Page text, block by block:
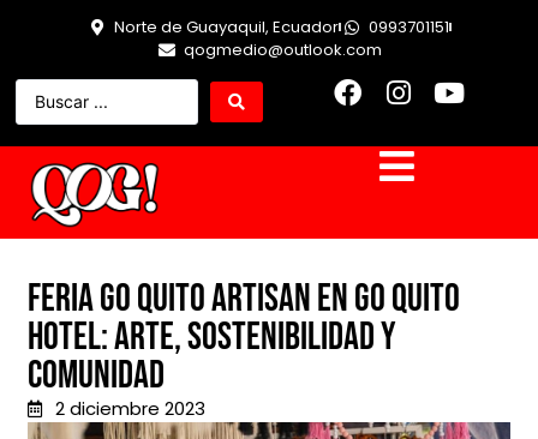
Norte de Guayaquil, Ecuador
0993701151
qogmedio@outlook.com
Feria GO Quito ARTISAN en GO Quito
Hotel: Arte, Sostenibilidad y
Comunidad
2 diciembre 2023